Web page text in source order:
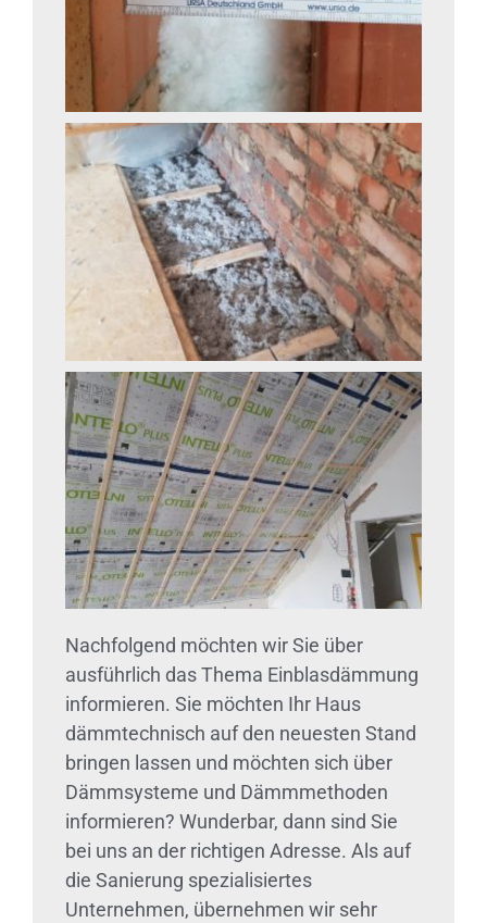
Nachfolgend möchten wir Sie über
ausführlich das Thema Einblasdämmung
informieren. Sie möchten Ihr Haus
dämmtechnisch auf den neuesten Stand
bringen lassen und möchten sich über
Dämmsysteme und Dämmmethoden
informieren? Wunderbar, dann sind Sie
bei uns an der richtigen Adresse. Als auf
die Sanierung spezialisiertes
Unternehmen, übernehmen wir sehr